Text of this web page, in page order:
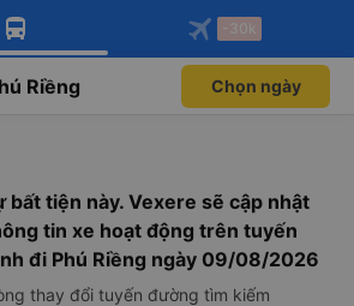
app Vexere ngay!
ưu đãi thành viên độc
Mở app
app Vexere
ghế khi đặt vé máy bay qua
Mở app
-30k
Riềng Chọn ngày
bất tiện này. Vexere sẽ cập nhật
tin xe hoạt động trên tuyến
đi Phú Riềng ngày 09/08/2026
thay đổi tuyến đường tìm kiếm